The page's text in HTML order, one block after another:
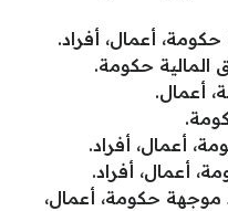
أعمال، أفراد.
المالية حكومة.
أعمال.
أعمال، أفراد.
أعمال، أفراد.
موجهة حكومة، أعمال،